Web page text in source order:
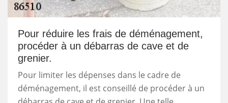
Pour réduire les frais de déménagement,
procéder à un débarras de cave et de
grenier.
Pour limiter les dépenses dans le cadre de
déménagement, il est conseillé de procéder à un